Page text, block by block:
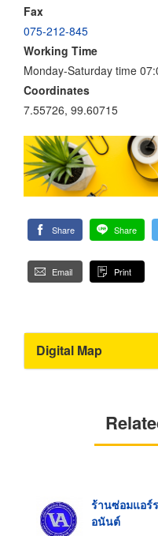
Fax
075-212-845
Working Time
Monday-Saturday time
Coordinates
7.55726, 99.60715
Share Share
Email Print
Digital Map
ร้านซ่อมแอร์
อนันต์